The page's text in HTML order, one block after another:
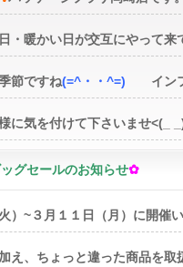
・暖かい日が交互にやって
節ですね(=^・・^=) イン
に気を付けて下さいませ<(_
グセールのお知らせ✿
~３月１１日（月）に開催い
え、ちょっと違った商品を